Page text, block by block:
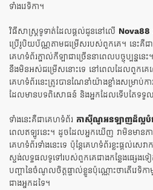
ទាំងវេទិកា។
វិធីសាស្រ្តទូទាត់ដែលផ្តល់ជូននៅលើ Nova88
ប្រើរូបិយប័ណ្ណតាមជម្រើសរបស់ពួកគេ។ នេះគឺ
គេហទំព័រភ្នាល់កីឡាជាច្រើននាពេលបច្ចុប្បន្ននេ
នឹងមិនអស់ជម្រើសនោះទេ នៅពេលដែលពួកគេ
គេហទំព័រនេះត្រូវបានណែនាំយ៉ាងខ្លាំងសម្រាប់
ដែលមានបទពិសោធន៍ និងអ្នកដែលទើបតែទទួ
ទាំងនេះគឺជាគេហទំព័រ កាស៊ីណូអនឡាញដ៏ល្អបំ
ពេលឥឡូវនេះ។ ដូចដែលអ្នកឃើញ វាមិនមានភា
គេហទំព័រទាំងនេះទេ ប៉ុន្តែគេហទំព័រខ្លះផ្តល់សេ
ស្ទង់លទ្ធផលទូទៅរបស់ពួកគេជាងកន្លែងផ្សេងទៀ
បញ្ហានៃចំណូលចិត្តផ្ទាល់ខ្លួនប៉ុណ្ណោះថាតើវេទិ
ជាងអ្នកដទៃ។